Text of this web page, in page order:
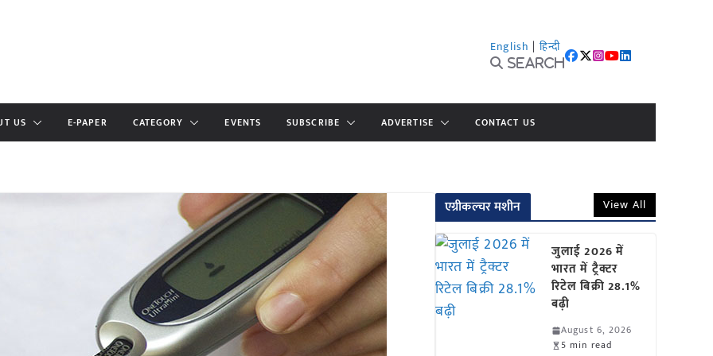
English | हिन्दी
Search
US E-PAPER CATEGORY EVENTS SUBSCRIBE ADVERTISE CONTACT US
एग्रीकल्चर मशीन View All
जुलाई 2026 में
भारत में ट्रैक्टर
रिटेल बिक्री 28.1%
बढ़ी
August 6, 2026
5 min read